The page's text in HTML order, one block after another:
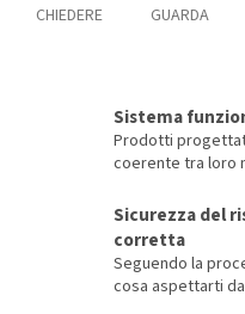
CHIEDERE GUARDA
Sistema
Prodotti
coerente tra loro
Sicurezza del
corretta
Seguendo la
cosa aspettarti